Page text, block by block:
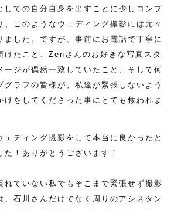
しての自分自身を出すことに少しコンプ
、このようなウェディング撮影には元々
ました。ですが、事前にお電話で丁寧に
けたこと、Zenさんのお好きな写真スタ
ージが偶然一致していたこと、そして何
グラフの皆様が、私達が緊張しないよう
けをしてくださった事にとても救われま
ェディング撮影をして本当に良かったと
た！ありがとうございます！
れていない私でもそこまで緊張せず撮影
、石川さんだけでなく周りのアシスタン